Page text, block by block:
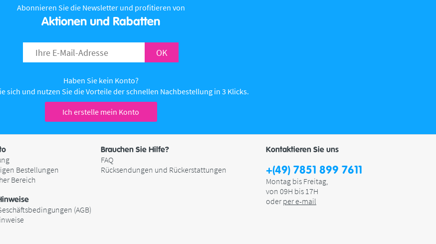
Abonnieren Sie die Newsletter und profitieren von
Aktionen und Rabatten
OK
Haben Sie kein Konto?
sich und nutzen Sie die Vorteile der schnellen Nachbestellung in 3 Klicks.
Ich erstelle mein Konto
Bestellungen
Bereich
(AGB)
Brauchen Sie Hilfe?
FAQ
Rücksendungen und Rückerstattungen
Kontaktieren Sie uns
+(49) 7851 899 7611
Montag bis Freitag,
von 09H bis 17H
oder per e-mail